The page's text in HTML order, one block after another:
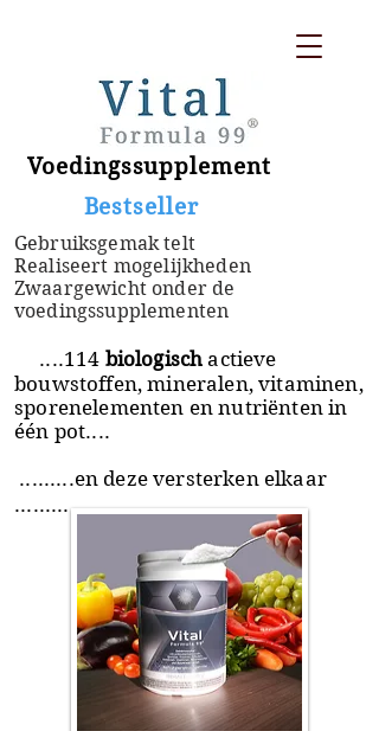
Voedingssupplement
​ Bestseller
Gebruiksgemak telt
Realiseert mogelijkheden
Zwaargewicht onder de
voedingssupplementen
....114 biologischactieve
bouwstoffen, mineralen, vitaminen,
sporenelementen en nutriënten in
één pot....
.........en deze versterken elkaar
.........